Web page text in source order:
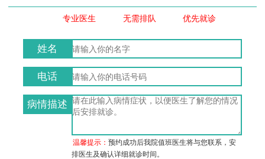
专业医生 无需排队 优先就诊
姓名
电话
病情描述
温馨提示：预约成功后我院值班医生将与您联系，安
排医生及确认详细就诊时间。